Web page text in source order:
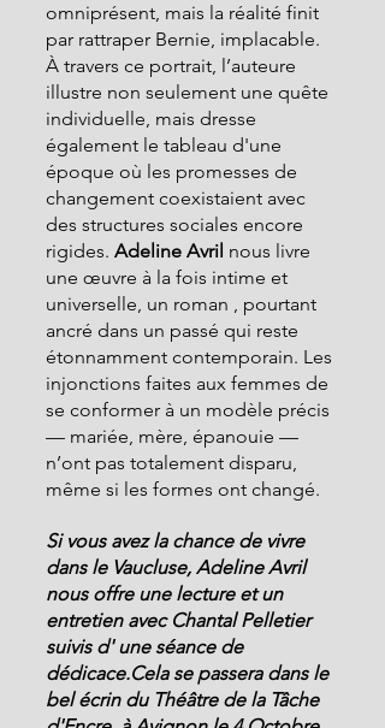
omniprésent, mais la réalité finit
par rattraper Bernie, implacable.
À travers ce portrait, l’auteure
illustre non seulement une quête
individuelle, mais dresse
également le tableau d'une
époque où les promesses de
changement coexistaient avec
des structures sociales encore
rigides. Adeline Avril nous livre
une œuvre à la fois intime et
universelle, un roman , pourtant
ancré dans un passé qui reste
étonnamment contemporain. Les
injonctions faites aux femmes de
se conformer à un modèle précis
— mariée, mère, épanouie —
n’ont pas totalement disparu,
même si les formes ont changé.
Si vous avez la chance de vivre
dans le Vaucluse, Adeline Avril
nous offre une lecture et un
entretien avec Chantal Pelletier
suivis d' une séance de
dédicace.Cela se passera dans le
bel écrin du Théâtre de la Tâche